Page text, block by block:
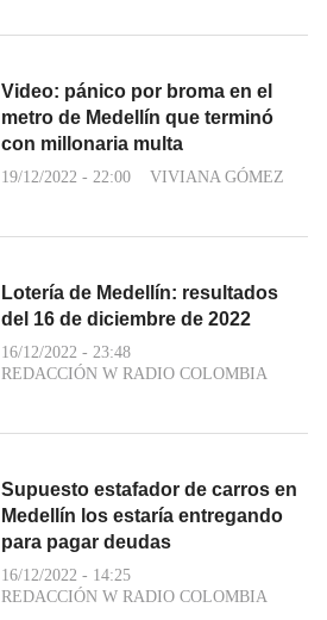
Video: pánico por broma en el
metro de Medellín que terminó
con millonaria multa
19/12/2022 - 22:00 VIVIANA GÓMEZ
Lotería de Medellín: resultados
del 16 de diciembre de 2022
16/12/2022 - 23:48
REDACCIÓN W RADIO COLOMBIA
Supuesto estafador de carros en
Medellín los estaría entregando
para pagar deudas
16/12/2022 - 14:25
REDACCIÓN W RADIO COLOMBIA